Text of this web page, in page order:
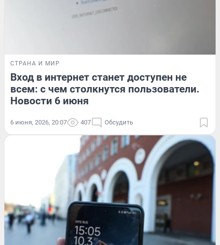
СТРАНА И МИР
Вход в интернет станет доступен не
всем: с чем столкнутся пользователи.
Новости 6 июня
6 июня, 2026, 20:07 407 Обсудить